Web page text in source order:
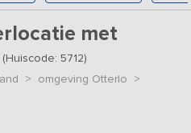
met
(Huiscode: 5712)
> omgeving Otterlo >